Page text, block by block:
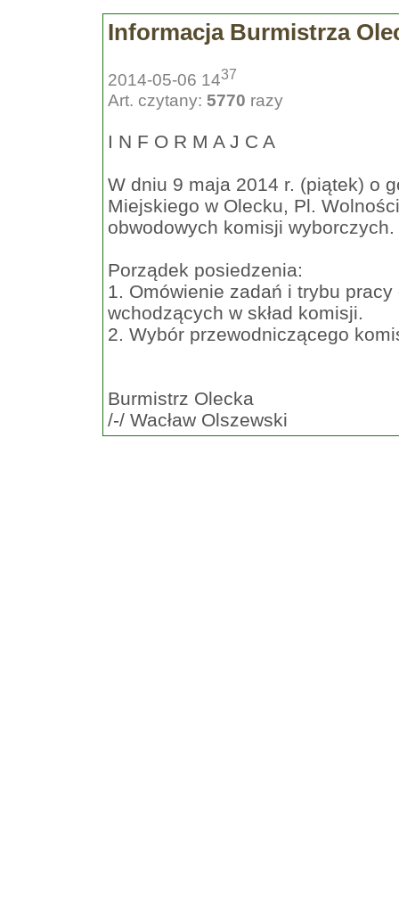
Informacja Burmistrza
2014-05-06 1437
Art. czytany: 5770 razy
I N F O R M A J C A
W dniu 9 maja 2014 r. (piątek) o
Miejskiego w Olecku, Pl.
obwodowych komisji wyborczych.
Porządek posiedzenia:
1. Omówienie zadań i trybu
wchodzących w skład komisji.
2. Wybór przewodniczącego
Burmistrz Olecka
/-/ Wacław Olszewski